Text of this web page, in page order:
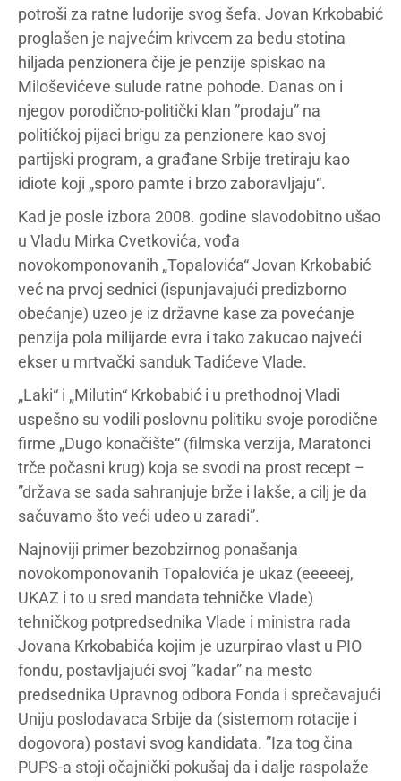
potroši za ratne ludorije svog šefa. Jovan Krkobabić
proglašen je najvećim krivcem za bedu stotina
hiljada penzionera čije je penzije spiskao na
Miloševićeve sulude ratne pohode. Danas on i
njegov porodično-politički klan ”prodaju” na
političkoj pijaci brigu za penzionere kao svoj
partijski program, a građane Srbije tretiraju kao
idiote koji „sporo pamte i brzo zaboravljaju“.
Kad je posle izbora 2008. godine slavodobitno ušao
u Vladu Mirka Cvetkovića, vođa
novokomponovanih „Topalovića“ Jovan Krkobabić
već na prvoj sednici (ispunjavajući predizborno
obećanje) uzeo je iz državne kase za povećanje
penzija pola milijarde evra i tako zakucao najveći
ekser u mrtvački sanduk Tadićeve Vlade.
„Laki“ i „Milutin“ Krkobabić i u prethodnoj Vladi
uspešno su vodili poslovnu politiku svoje porodične
firme „Dugo konačište“ (filmska verzija, Maratonci
trče počasni krug) koja se svodi na prost recept –
”država se sada sahranjuje brže i lakše, a cilj je da
sačuvamo što veći udeo u zaradi”.
Najnoviji primer bezobzirnog ponašanja
novokomponovanih Topalovića je ukaz (eeeeej,
UKAZ i to u sred mandata tehničke Vlade)
tehničkog potpredsednika Vlade i ministra rada
Jovana Krkobabića kojim je uzurpirao vlast u PIO
fondu, postavljajući svoj ”kadar” na mesto
predsednika Upravnog odbora Fonda i sprečavajući
Uniju poslodavaca Srbije da (sistemom rotacije i
dogovora) postavi svog kandidata. ”Iza tog čina
PUPS-a stoji očajnički pokušaj da i dalje raspolaže